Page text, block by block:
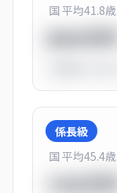
国 平均41.8歳
係長級
国 平均45.4歳